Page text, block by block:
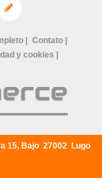
|
Contato |
y cookies |
15, Bajo, 27002, Lugo